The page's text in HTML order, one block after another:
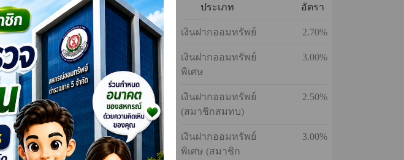
ข่าวประชาสัมพันธ์คณะกรรมการเงินกู้
ประจำวันที่ 17 มิถุนายน 2569
++ ดูทั้งหมด
พลตำรวจโท วุฒิ วิทิตานนท์
รองประธานกรรมการฯ
อัตราดอกเบี้ยเงินฝากต่อ
เงินฝากออมทรัพย์
เงินฝากออมทรัพย์